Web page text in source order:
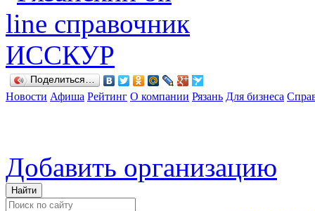
Поделиться…
Новости Афиша Рейтинг О компании Рязань Для бизнеса
Добавить организацию